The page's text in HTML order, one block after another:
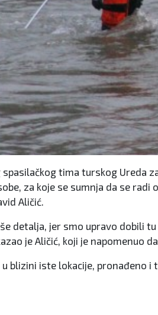
spasilačkog tima turskog Ureda
za koje se sumnja da se
Aličić.
detalja, jer smo upravo dobili
je Aličić, koji je napomenuo
u blizini iste lokacije, pronađeno